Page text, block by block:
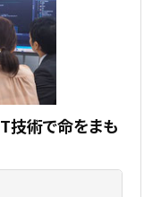
技術で命をまも